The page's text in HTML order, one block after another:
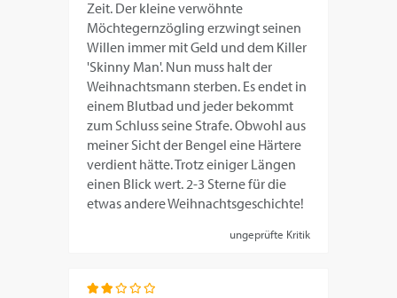
Zeit. Der kleine verwöhnte
Möchtegernzögling erzwingt seinen
Willen immer mit Geld und dem Killer
'Skinny Man'. Nun muss halt der
Weihnachtsmann sterben. Es endet in
einem Blutbad und jeder bekommt
zum Schluss seine Strafe. Obwohl aus
meiner Sicht der Bengel eine Härtere
verdient hätte. Trotz einiger Längen
einen Blick wert. 2-3 Sterne für die
etwas andere Weihnachtsgeschichte!
ungeprüfte Kritik